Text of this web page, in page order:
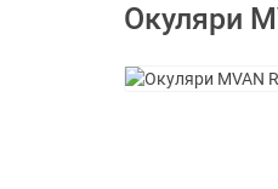
Окуляри